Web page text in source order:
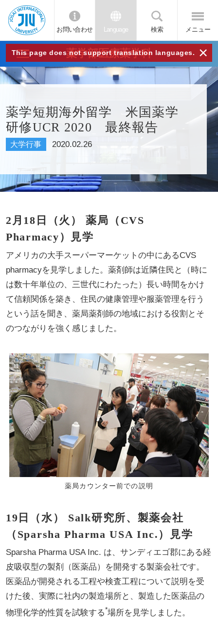
JIU
城西
国際
大学
お問い合わせ Language 検索 メニュー
This page does not support translation languages. ×
薬学部医療薬学科
薬学短期海外留学 米国薬学
研修UCR 2020 最終報告
大学行事 2020.02.26
2月18日（火） 薬局（CVS
Pharmacy）見学
アメリカの大手スーパーマーケットの中にあるCVS
pharmacyを見学しました。薬剤師は近隣住民と（時に
は数十年単位の、三世代にわたった）長い時間をかけ
て信頼関係を築き、住民の健康管理や服薬管理を行う
という話を聞き、薬局薬剤師の地域における役割とそ
のつながりを強く感じました。
薬局カウンター前での説明
19日（水） Salk研究所、製薬会社
（Sparsha Pharma USA Inc.）見学
Sparsha Pharma USA Inc. は、サンディエゴ郡にある経
皮吸収型の製剤（医薬品）を開発する製薬会社です。
医薬品が開発される工程や検査工程について説明を受
けた後、実際に社内の製造場所と、製造した医薬品の
物理化学的性質を試験する*場所を見学しました。